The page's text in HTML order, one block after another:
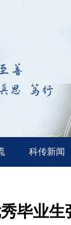
科传新闻
毕业生